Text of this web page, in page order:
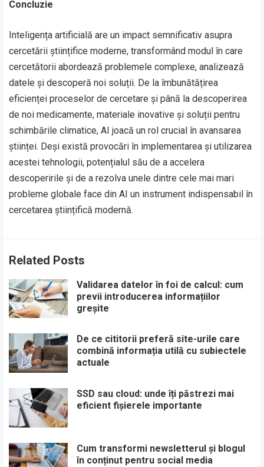
Concluzie
Inteligența artificială are un impact semnificativ asupra
cercetării științifice moderne, transformând modul în care
cercetătorii abordează problemele complexe, analizează
datele și descoperă noi soluții. De la îmbunătățirea
eficienței proceselor de cercetare și până la descoperirea
de noi medicamente, materiale inovative și soluții pentru
schimbările climatice, AI joacă un rol crucial în avansarea
științei. Deși există provocări în implementarea și utilizarea
acestei tehnologii, potențialul său de a accelera
descoperirile și de a rezolva unele dintre cele mai mari
probleme globale face din AI un instrument indispensabil în
cercetarea științifică modernă.
Related Posts
Validarea datelor în foi de calcul: cum
previi introducerea informațiilor
greșite
De ce cititorii preferă site-urile care
combină informația utilă cu subiectele
actuale
SSD sau cloud: unde îți păstrezi mai
eficient fișierele importante
Cum transformi newsletterul și blogul
în conținut pentru social media